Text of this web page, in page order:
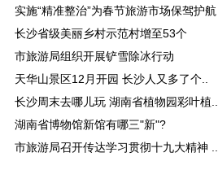
实施“精准整治”为春节旅游市场保驾护航
长沙省级美丽乡村示范村增至53个
市旅游局组织开展铲雪除冰行动
天华山景区12月开园 长沙人又多了个..
长沙周末去哪儿玩 湖南省植物园彩叶植..
湖南省博物馆新馆有哪三"新"?
市旅游局召开传达学习贯彻十九大精神 ..